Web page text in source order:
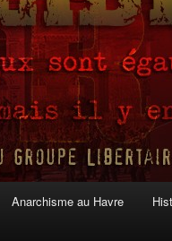
Anarchisme au Havre